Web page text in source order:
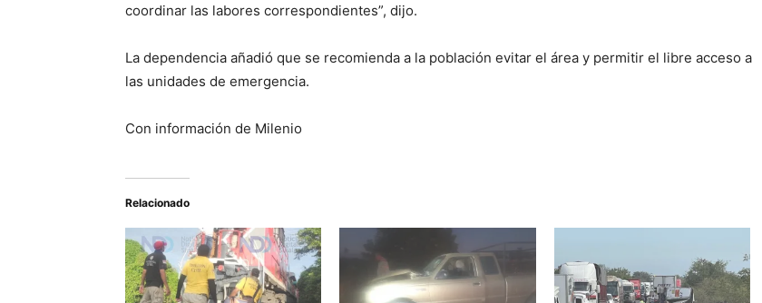
coordinar las labores correspondientes”, dijo.
La dependencia añadió que se recomienda a la población evitar el área y permitir el libre acceso a
las unidades de emergencia.
Con información de Milenio
Relacionado